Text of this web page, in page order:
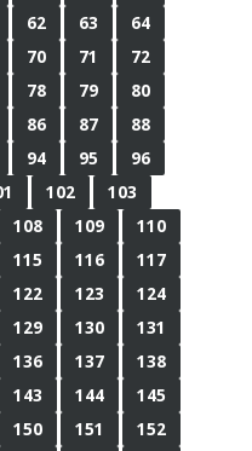
62 63
64
70 71
72
78 79
80
86 87
88
94 95
96
102
103
108 109
110
115 116
117
122 123
124
129 130
131
136 137
138
143 144
145
150 151
152